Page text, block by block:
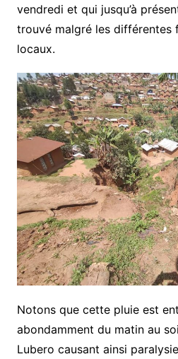
vendredi et qui jusqu’à
trouvé malgré les différentes
locaux.
Notons que cette pluie est
abondamment du matin au
Lubero causant ainsi